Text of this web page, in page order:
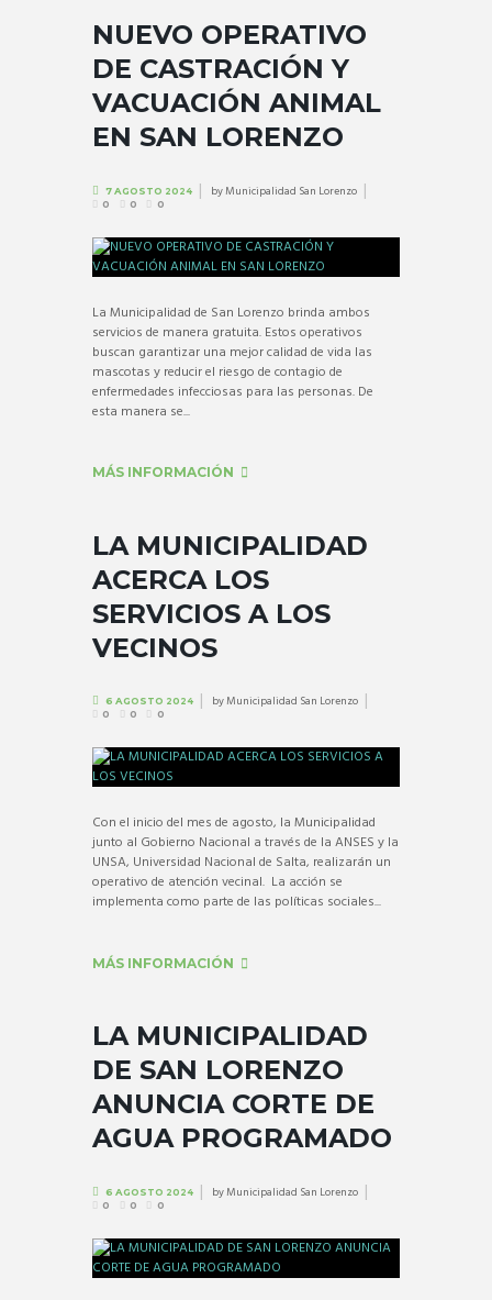
NUEVO OPERATIVO
DE CASTRACIÓN Y
VACUACIÓN ANIMAL
EN SAN LORENZO
7 AGOSTO 2024 byMunicipalidad San Lorenzo
0 0 0
La Municipalidad de San Lorenzo brinda ambos
servicios de manera gratuita. Estos operativos
buscan garantizar una mejor calidad de vida las
mascotas y reducir el riesgo de contagio de
enfermedades infecciosas para las personas. De
esta manera se...
MÁS INFORMACIÓN
LA MUNICIPALIDAD
ACERCA LOS
SERVICIOS A LOS
VECINOS
6 AGOSTO 2024 byMunicipalidad San Lorenzo
0 0 0
Con el inicio del mes de agosto, la Municipalidad
junto al Gobierno Nacional a través de la ANSES y la
UNSA, Universidad Nacional de Salta, realizarán un
operativo de atención vecinal. La acción se
implementa como parte de las políticas sociales...
MÁS INFORMACIÓN
LA MUNICIPALIDAD
DE SAN LORENZO
ANUNCIA CORTE DE
AGUA PROGRAMADO
6 AGOSTO 2024 byMunicipalidad San Lorenzo
0 0 0